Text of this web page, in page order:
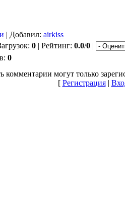
| Добавил: airkiss
0 | Рейтинг: 0.0/0 |
0
комментарии могут только
[ Регистрация|